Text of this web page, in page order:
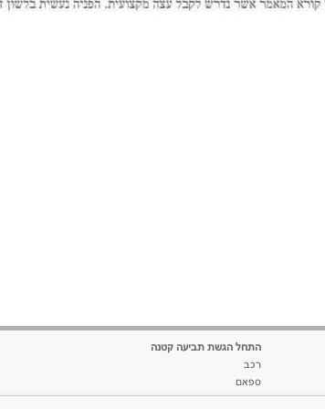
התחל הגשת תביעה קטנה
רכב
ספאם
שכירות